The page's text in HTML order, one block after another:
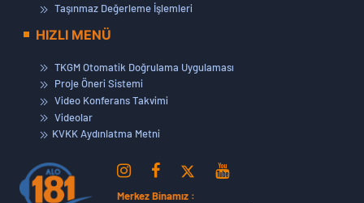
Taşınmaz Değerleme İşlemleri
HIZLI MENÜ
TKGM Otomatik Doğrulama Uygulaması
Proje Öneri Sistemi
Video Konferans Takvimi
Videolar
KVKK Aydınlatma Metni
Merkez Binamız :